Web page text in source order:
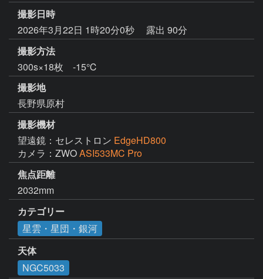
撮影日時
2026年3月22日 1時20分0秒
露出 90分
撮影方法
300s×18枚 -15℃
撮影地
長野県原村
撮影機材
望遠鏡：セレストロン EdgeHD800
カメラ：ZWOASI533MC Pro
焦点距離
2032mm
カテゴリー
星雲・星団・銀河
天体
NGC5033